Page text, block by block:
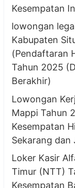
Kesempatan
lowongan
Kabupaten
(Pendaftaran
Tahun 2025
Berakhir)
Lowongan
Mappi Tahun
Kesempatan
Sekarang dan
Loker Kasir
Timur (NTT)
Kesempatan